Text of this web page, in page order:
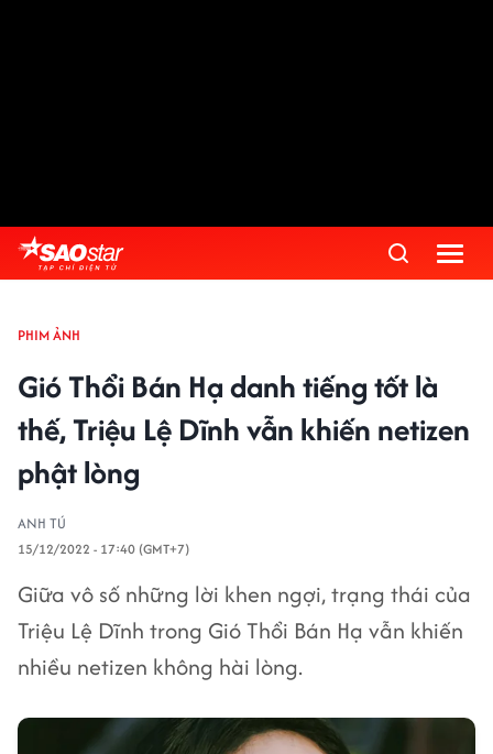
PHIM ẢNH
Gió Thổi Bán Hạ danh tiếng tốt là
thế, Triệu Lệ Dĩnh vẫn khiến netizen
phật lòng
ANH TÚ
15/12/2022 - 17:40 (GMT+7)
Giữa vô số những lời khen ngợi, trạng thái của
Triệu Lệ Dĩnh trong Gió Thổi Bán Hạ vẫn khiến
nhiều netizen không hài lòng.